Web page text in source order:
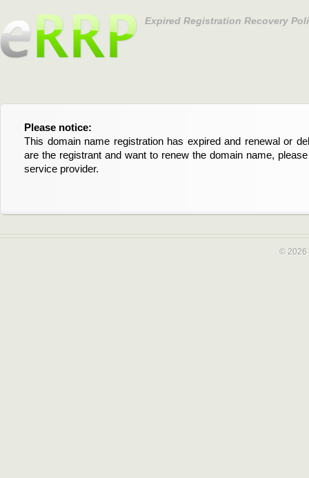
Expired Registration Recovery
Please notice:
This domain name registration has expired and renewal or
are the registrant and want to renew the domain name,
service provider.
Bitte beachten Sie:
Diese Domainregistrierung ist abgelaufen und die
Domain stehen an. Wenn Sie der Registrant sind und
verlängern möchten, kontaktieren Sie bitte Ihren Service-
© 2026